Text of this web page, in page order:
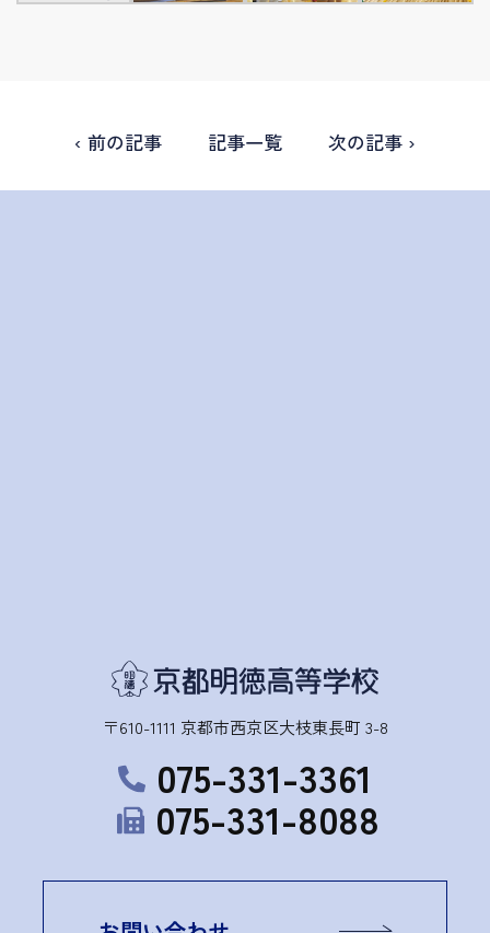
‹ 前の記事 記事一覧 次の記事 ›
〒610-1111 京都市西京区大枝東長町 3-8
075-331-3361
075-331-8088